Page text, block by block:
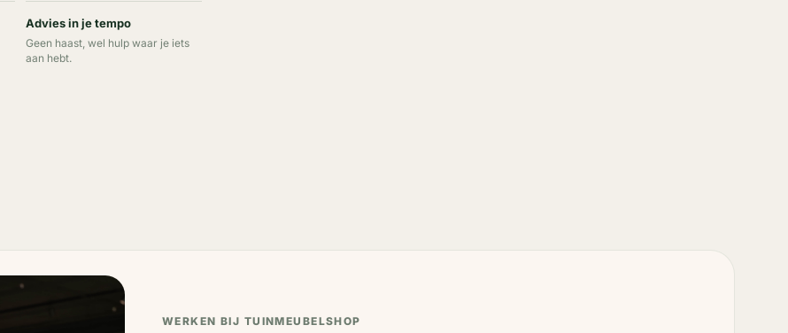
Advies in je tempo
Geen haast, wel hulp waar je iets
aan hebt.
WERKEN BIJ TUINMEUBELSHOP